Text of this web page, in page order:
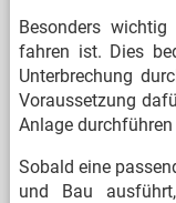
Besonders
fahren ist. Dies
Unterbrechung
Voraussetzung
Anlage
Sobald eine
und Bau